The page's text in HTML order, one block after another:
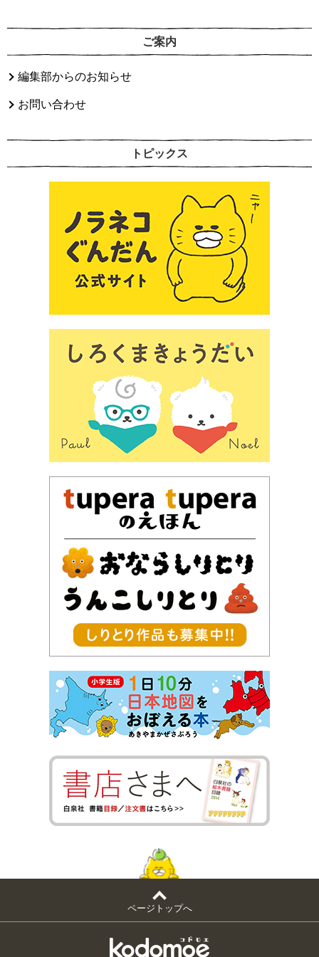
ご案内
編集部からのお知らせ
お問い合わせ
トピックス
ページトップへ